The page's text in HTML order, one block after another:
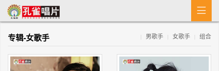
首 页
新闻

专辑-女歌手 | 男歌手 | 女歌手 | 组合